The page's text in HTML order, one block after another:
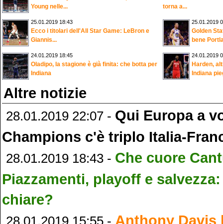
Young nelle...
torna a...
25.01.2019 18:43
Ecco i titolari dell'All Star Game: LeBron e
Giannis...
25.01.2019
Golden
bene
24.01.2019 18:45
Oladipo, la stagione è già finita: che botta per
Indiana
24.01.2019
Harden,
Indiana
Altre notizie
28.01.2019 22:07 - Qui Europa a
Champions c'è triplo Italia-
28.01.2019 18:43 - Che cuore
Piazzamenti, playoff e
chiare?
Anthony Davis